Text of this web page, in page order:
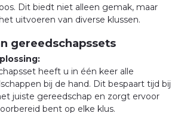
Dit biedt niet alleen gemak, maar
uitvoeren van diverse klussen.
gereedschapssets
heeft u in één keer alle
bij de hand. Dit bespaart tijd bij
juiste gereedschap en zorgt ervoor
bent op elke klus.